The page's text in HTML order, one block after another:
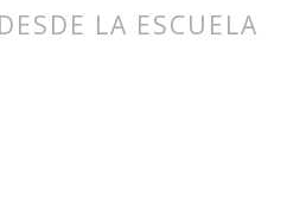
LA ESCUELA